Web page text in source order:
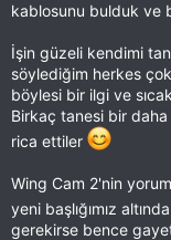
kablosunu bulduk ve
İşin güzeli kendimi
söylediğim herkes
böylesi bir ilgi ve
Birkaç tanesi bir
rica ettiler
Wing Cam 2'nin
yeni başlığımız
gerekirse bence